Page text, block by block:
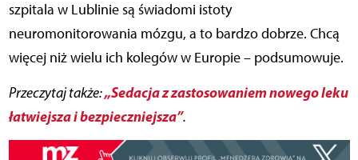
szpitala w Lublinie są świadomi istoty
neuromonitorowania mózgu, a to bardzo dobrze. Chcą
więcej niż wielu ich kolegów w Europie – podsumowuje.
Przeczytaj także:„Sedacja z zastosowaniem nowego leku
łatwiejsza i bezpieczniejsza”.